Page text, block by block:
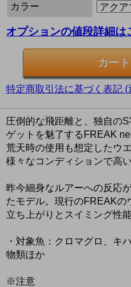
カラー
オプションの値段詳細は
特定商取引法に基づく表記 (
圧倒的な飛距離と、独自の
ゲットを魅了するFREAK
荒天時の使用も想定したウ
様々なコンディションで高
昨今細⾝なルアーへの反応
たモデル。現⾏のFREAKの
⽴ち上がりとスイミング性
・対象⿂：クロマグロ、キ
物類ほか
※注意